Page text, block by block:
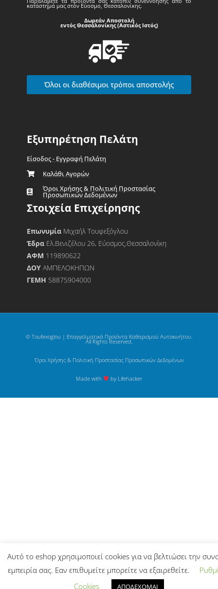
κατάστημά μας στον Εύοσμο, Θεσσαλονίκης.
Δωρεάν Αποστολή
εντός Θεσσαλονίκης (Αστικός Ιστός)
Όλοι οι διαθέσιμοι τρόποι αποστολής
Εξυπηρέτηση Πελάτη
Είσοδος - Εγγραφή Πελάτη
Καλάθι Αγορών
Όροι Χρήσης & Πολιτική Προστασίας
Προσωπικών Δεδομένων
Στοιχεία Επιχείρησης
Επωνυμία Μιχαήλ Τουφεξόγλου
Έδρα Ελ.Βενιζέλου 26, Εύοσμος,Θεσσαλονίκη
ΑΦΜ 119890622
ΔΟΥΑΜΠΕΛΟΚΗΠΩΝ
ΓΕΜΗ 58875904000
© Toufexoglou | Επαγγελματικά Προϊόντα Καθαρισμού Αυτοκινήτου.
All Rights Reserved.
Όροι Χρήσης & Πολιτική Προστασίας Προσωπικών Δεδομένων
Made with by Lifehacker
Αυτό το eshop χρησιμοποιεί cookies για να βελτιώσει την
εμπειρία σας. Εαν επιθυμείτε μπορείτε να εξαιρεθείτε.
Cookies
ΑΠΟΔΕΧΟΜΑΙ